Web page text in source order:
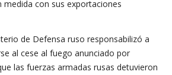
medida con sus exportaciones
de Defensa ruso responsabilizó a
al cese al fuego anunciado por
las fuerzas armadas rusas detuvieron